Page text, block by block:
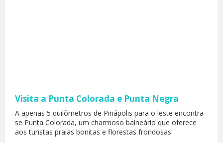
Visita a Punta Colorada e Punta Negra
A apenas 5 quilômetros de Piriápolis para o leste encontra-
se Punta Colorada, um charmoso balneário que oferece
aos turistas praias bonitas e florestas frondosas.